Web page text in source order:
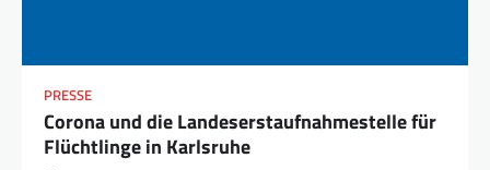
PRESSE
Corona und die Landeserstaufnahmestelle für
Flüchtlinge in Karlsruhe